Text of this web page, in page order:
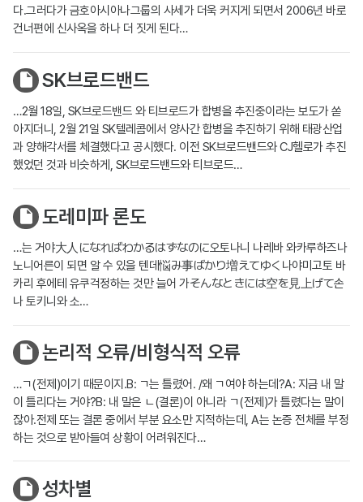
다.그러다가 금호아시아나그룹의 사세가 더욱 커지게 되면서 2006년 바로
건너편에 신사옥을 하나 더 짓게 된다…
SK브로드밴드
…2월 18일, SK브로드밴드 와 티브로드가 합병을 추진중이라는 보도가 쏟
아지더니, 2월 21일 SK텔레콤에서 양사간 합병을 추진하기 위해 태광산업
과 양해각서를 체결했다고 공시했다. 이전 SK브로드밴드와 CJ헬로가 추진
했었던 것과 비슷하게, SK브로드밴드와 티브로드…
도레미파 론도
…는 거야大人になればわかるはずなのに오토나니 나레바 와카루하즈나
노니어른이 되면 알 수 있을 텐데悩み事ばかり増えてゆく나야미고토 바
카리 후에테 유쿠걱정하는 것만 늘어 가そんなときには空を見上げて손
나 토키니와 소…
논리적 오류/비형식적 오류
…ㄱ(전제)이기 때문이지.B: ㄱ는 틀렸어. /왜 ㄱ여야 하는데?A: 지금 내 말
이 틀리다는 거야?B: 내 말은 ㄴ(결론)이 아니라 ㄱ(전제)가 틀렸다는 말이
잖아.전제 또는 결론 중에서 부분 요소만 지적하는데, A는 논증 전체를 부정
하는 것으로 받아들여 상황이 어려워진다…
성차별